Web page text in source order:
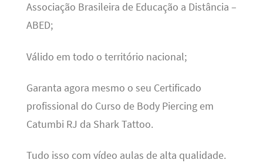
Associação Brasileira de Educação a Distância –
ABED;
Válido em todo o território nacional;
Garanta agora mesmo o seu Certificado
profissional do Curso de Body Piercing em
Catumbi RJ da Shark Tattoo.
Tudo isso com vídeo aulas de alta qualidade.